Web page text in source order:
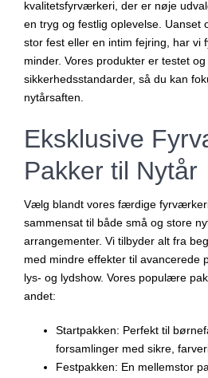
kvalitetsfyrværkeri, der er nøje
en tryg og festlig oplevelse. Uanset
stor fest eller en intim fejring, har vi
minder. Vores produkter er testet
sikkerhedsstandarder, så du kan
nytårsaften.
Eksklusive
Pakker til Nytår
Vælg blandt vores færdige
sammensat til både små og store
arrangementer. Vi tilbyder alt fra
med mindre effekter til avancerede
lys- og lydshow. Vores populære
andet:
Startpakken: Perfekt til
forsamlinger med sikre,
Festpakken: En mellemstor